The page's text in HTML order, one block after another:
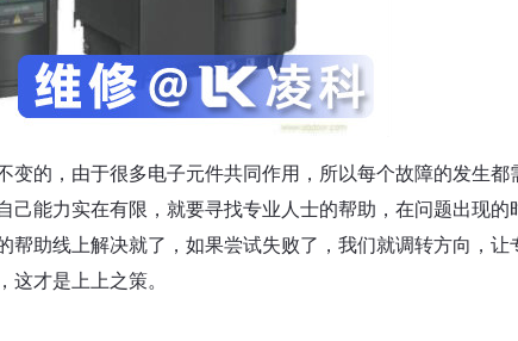
变的，由于很多电子元件共同作用，所以每个故障的发生都
己能力实在有限，就要寻找专业人士的帮助，在问题出现的
帮助线上解决就了，如果尝试失败了，我们就调转方向，让
才是上上之策。